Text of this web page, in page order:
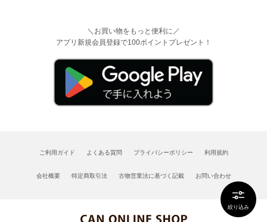
絞り込み
＼お買い物をもっと便利に／
アプリ新規会員登録で100ポイントプレゼント！
ご利用ガイド よくある質問 プライバシーポリシー 利用規約
会社概要 特定商取引法 古物営業法に基づく記載 お問い合わせ